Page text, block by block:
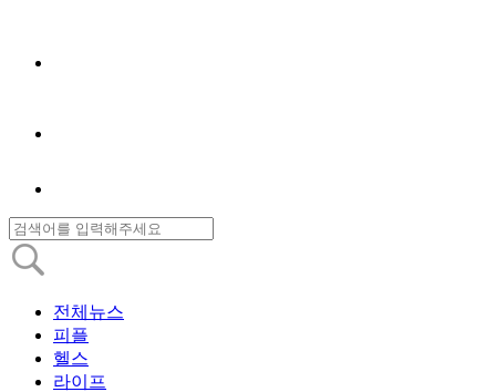
전체뉴스
피플
헬스
라이프